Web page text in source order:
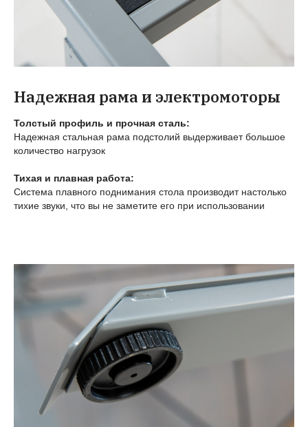
Надежная рама и электромоторы
Толстый профиль и прочная сталь:
Надежная стальная рама подстолий выдерживает большое
количество нагрузок
Тихая и плавная работа:
Система плавного поднимания стола производит настолько
тихие звуки, что вы не заметите его при использовании